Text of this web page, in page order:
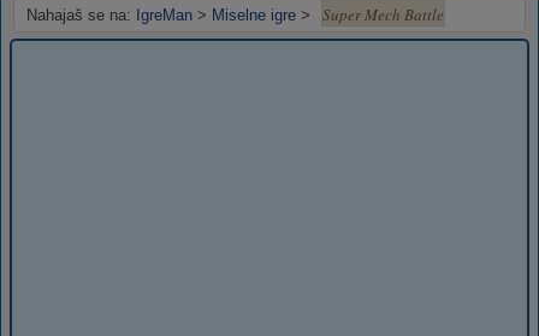
Nahajaš se na: IgreMan > Miselne igre > Super Mech Battle